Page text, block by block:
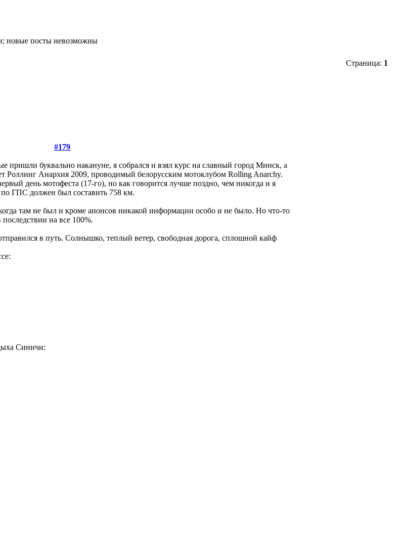
Страница: 1
#179
пришли буквально накануне, я собрался и взял курс на славный город Минск, а
Роллинг Анархия 2009, проводимый белорусским мотоклубом Rolling Anarchy.
день мотофеста (17-го), но как говорится лучше поздно, чем никогда и я
по ГПС должен был составить 758 км.
там не был и кроме анонсов никакой информации особо и не было. Но что-то
на все 100%.
в путь. Солнышко, теплый ветер, свободная дорога, сплошной кайф
Синичи: